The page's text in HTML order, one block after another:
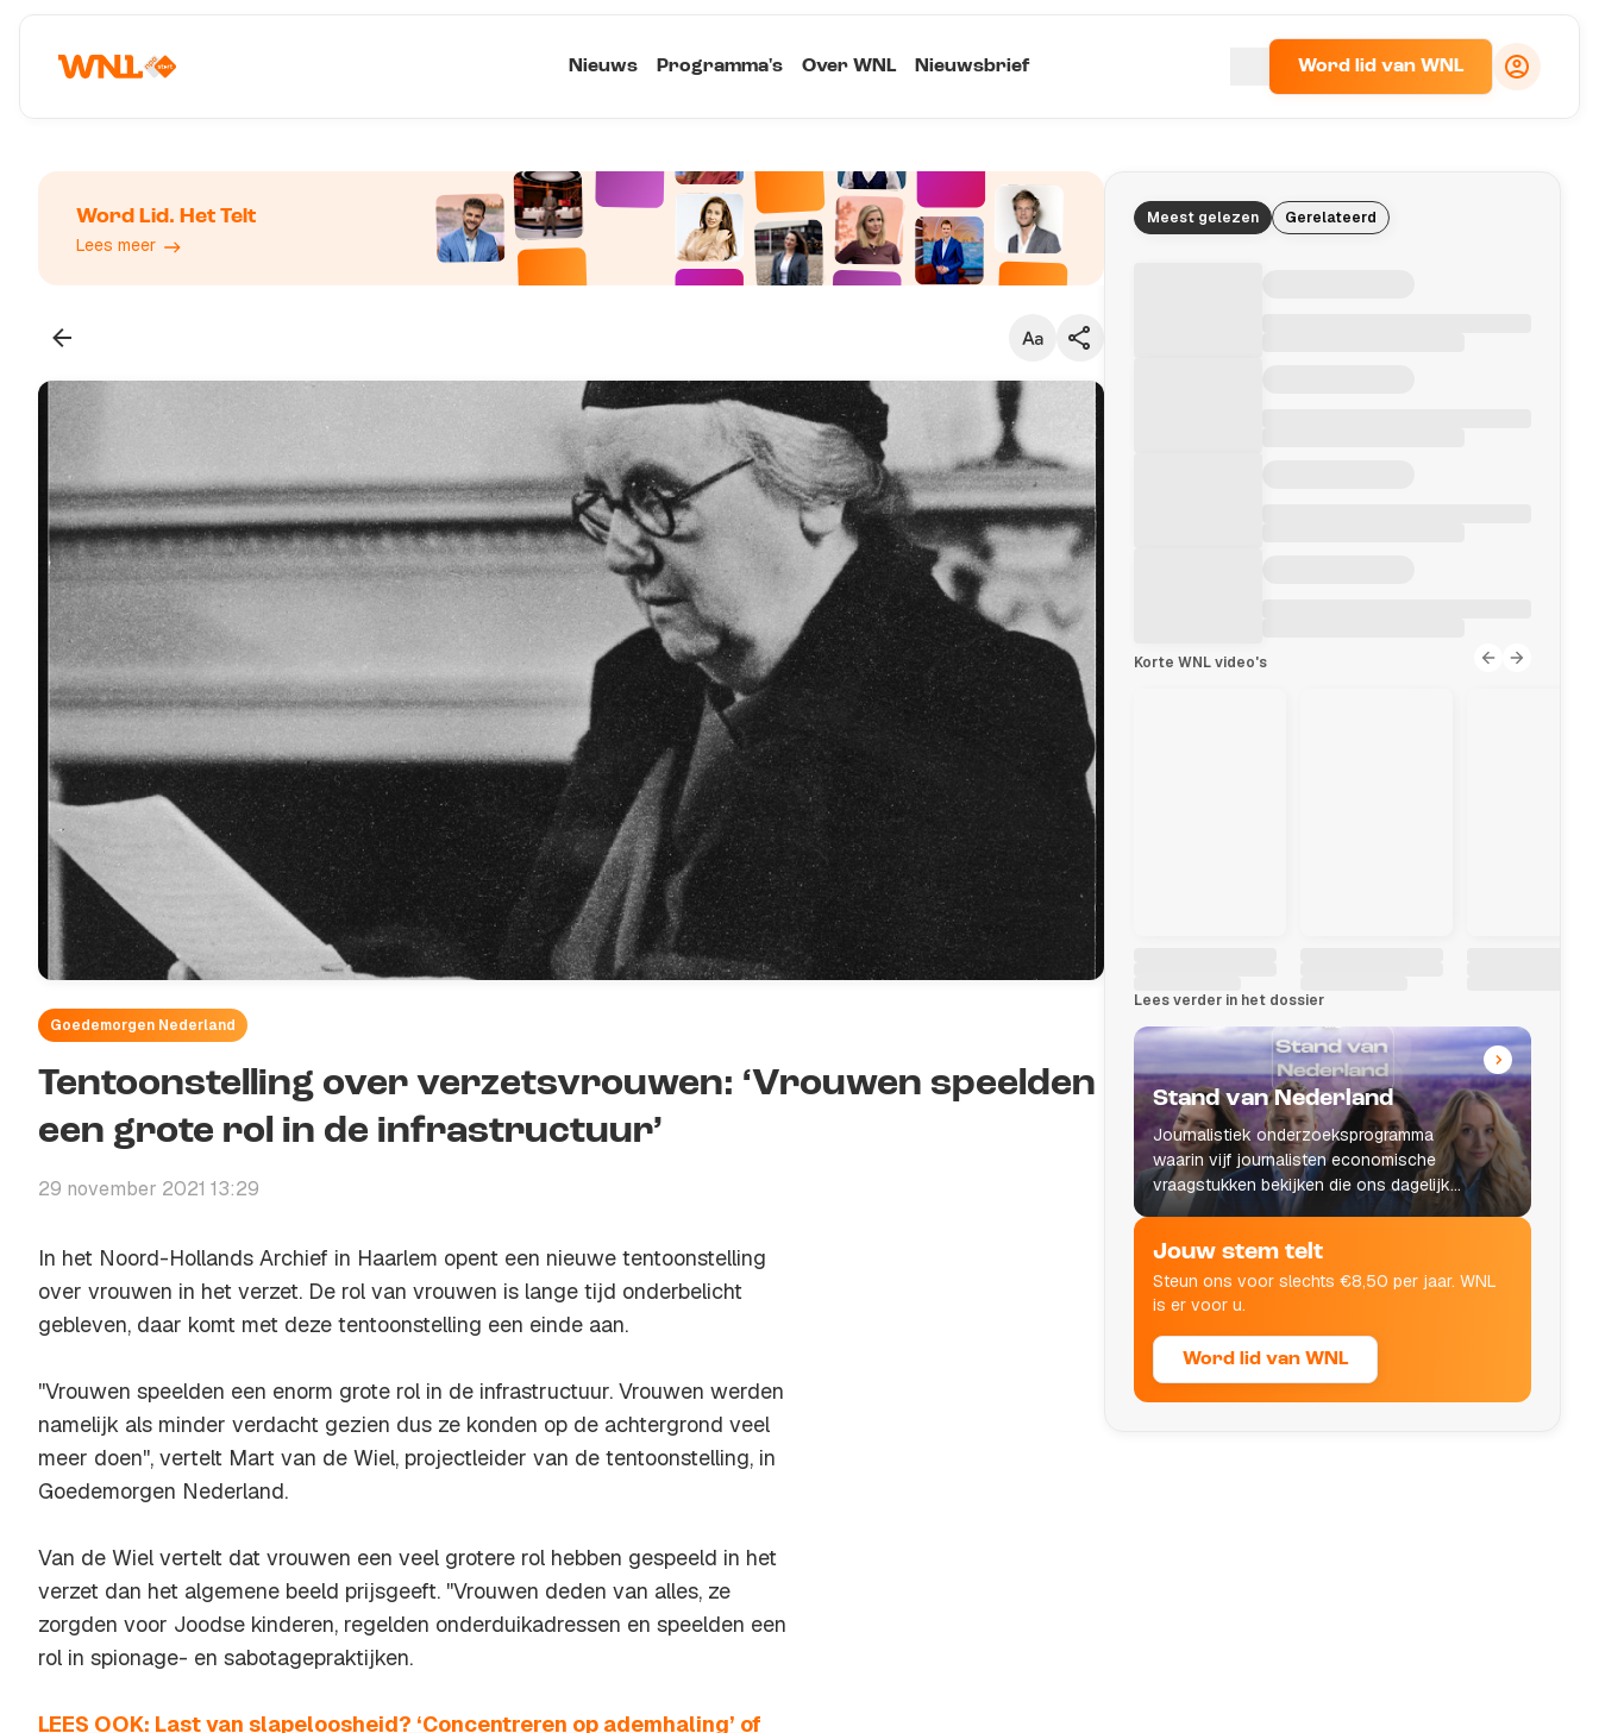
Nieuws Programma's Over WNL Nieuwsbrief Word lid van WNL
Word Lid. Het Telt
Lees meer
Klein
Standaard
Groot
Kopieer link
Goedemorgen Nederland
Tentoonstelling over verzetsvrouwen: ‘Vrouwen speelden
een grote rol in de infrastructuur’
29 november 2021 13:29
In het Noord-Hollands Archief in Haarlem opent een nieuwe tentoonstelling
over vrouwen in het verzet. De rol van vrouwen is lange tijd onderbelicht
gebleven, daar komt met deze tentoonstelling een einde aan.
''Vrouwen speelden een enorm grote rol in de infrastructuur. Vrouwen werden
namelijk als minder verdacht gezien dus ze konden op de achtergrond veel
meer doen'', vertelt Mart van de Wiel, projectleider van de tentoonstelling, in
Goedemorgen Nederland.
Van de Wiel vertelt dat vrouwen een veel grotere rol hebben gespeeld in het
verzet dan het algemene beeld prijsgeeft. ''Vrouwen deden van alles, ze
zorgden voor Joodse kinderen, regelden onderduikadressen en speelden een
rol in spionage- en sabotagepraktijken.
LEES OOK: Last van slapeloosheid? ‘Concentreren op ademhaling’ of
Meest gelezen Gerelateerd
Korte WNL video's
Lees verder in het dossier
Stand van Nederland
Journalistiek onderzoeksprogramma
waarin vijf journalisten economische
vraagstukken bekijken die ons dagelijks
leven raken.
Jouw stem telt
Steun ons voor slechts €8,50 per jaar. WNL
is er voor u.
Word lid van WNL